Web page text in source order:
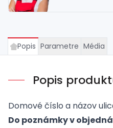
Popis Parametre Média
Popis
Domové číslo a názov
Do poznámky v